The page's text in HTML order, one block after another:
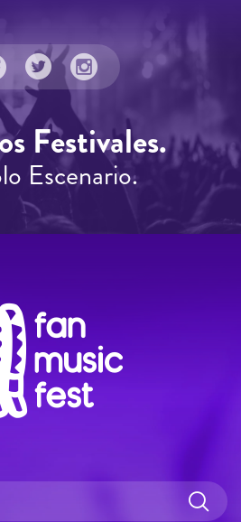
Festivales.
Escenario.